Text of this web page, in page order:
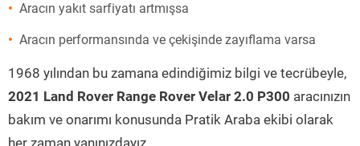
Aracın yakıt sarfiyatı artmışsa
Aracın performansında ve çekişinde zayıflama varsa
1968 yılından bu zamana edindiğimiz bilgi ve tecrübeyle,
2021 Land Rover Range Rover Velar 2.0 P300 aracınızın
bakım ve onarımı konusunda Pratik Araba ekibi olarak
her zaman yanınızdayız.